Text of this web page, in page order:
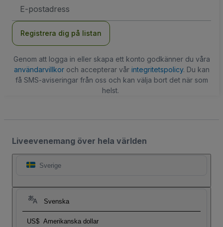
postadress
Registrera dig på listan
Genom att logga in eller skapa ett konto godkänner du våra
användarvillkoroch accepterar vår integritetspolicy. Du kan
få SMS-aviseringar från oss och kan välja bort det när som
helst.
Liveevenemang över hela världen
Sverige
Svenska
US$ Amerikanska dollar